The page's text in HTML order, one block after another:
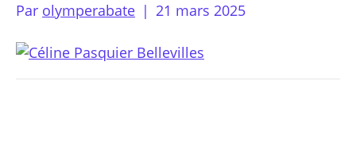
Par olymperabate | 21 mars 2025